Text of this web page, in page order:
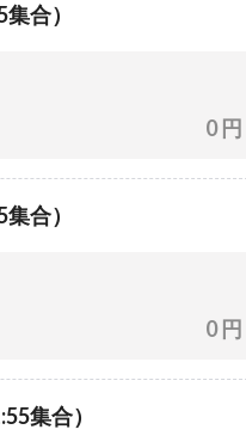
合）
0 円
合）
0 円
集合）